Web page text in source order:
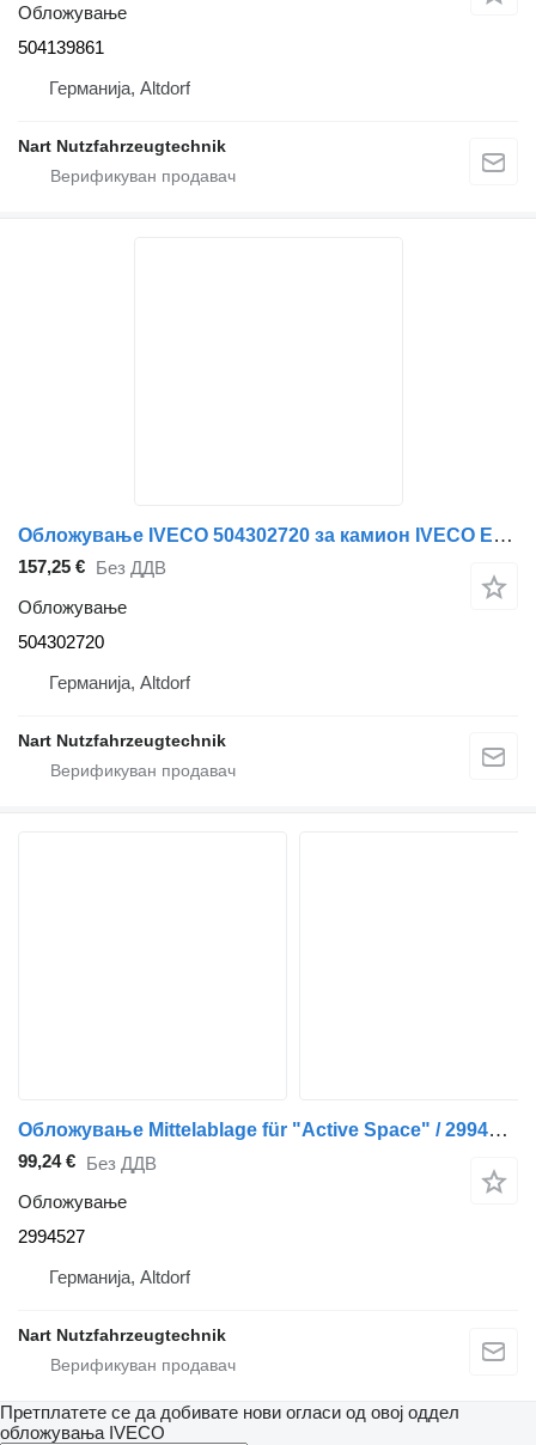
Обложување
504139861
Германија, Altdorf
Nart Nutzfahrzeugtechnik
Обложување IVECO 504302720 за камион IVECO Euro-Cargo
157,25 € Без ДДВ
Обложување
504302720
Германија, Altdorf
Nart Nutzfahrzeugtechnik
Обложување Mittelablage für "Active Space" / 2994527 за камион влекач IVECO STRALIS
99,24 € Без ДДВ
Обложување
2994527
Германија, Altdorf
Nart Nutzfahrzeugtechnik
Претплатете се да добивате нови огласи од овој оддел
обложувања IVECO